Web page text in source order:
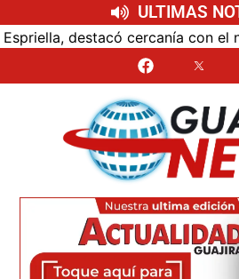
ULTIMAS
con el nuevo presidente y